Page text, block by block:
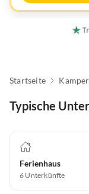
Startseite
Typische
Ferienhaus
6 Unterkünfte